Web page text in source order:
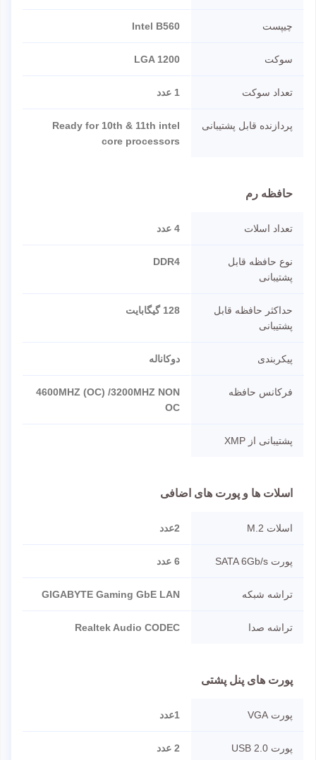
چیپست Intel B560
سوکت LGA 1200
تعداد سوکت 1 عدد
پردازنده قابل پشتیبانی
Ready for 10th & 11th intel
core processors
حافظه رم
تعداد اسلات 4 عدد
نوع حافظه قابل
پشتیبانی
DDR4
حداکثر حافظه قابل
پشتیبانی
128 گیگابایت
پیکربندی دوکاناله
فرکانس حافظه
4600MHZ (OC) /3200MHZ NON
OC
پشتیبانی از XMP
اسلات ها و پورت های اضافی
اسلات M.2 2عدد
پورت SATA 6Gb/s 6 عدد
تراشه شبکه GIGABYTE Gaming GbE LAN
تراشه صدا Realtek Audio CODEC
پورت های پنل پشتی
پورت VGA 1عدد
پورت USB 2.0 2 عدد